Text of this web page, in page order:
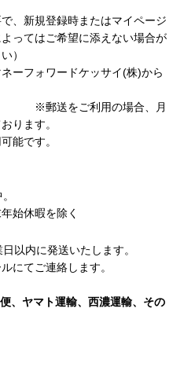
、新規登録時またはマイページ
ってはご希望に添えない場合が
）
ーフォワードケッサイ(株)から
の場合、月
ります。
能です。
始休暇を除く
以内に発送いたします。
にてご連絡します。
、ヤマト運輸、西濃運輸、その